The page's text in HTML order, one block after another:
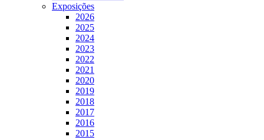
Exposições
2026
2025
2024
2023
2022
2021
2020
2019
2018
2017
2016
2015